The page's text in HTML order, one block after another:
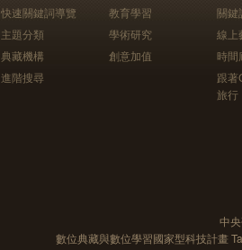
快速關鍵詞導覽
主題分類
典藏機構
進階搜尋
教育學習
學術研究
創意加值
關鍵
線上
時間
跟
旅行
中
數位典藏與數位學習國家型科技計畫